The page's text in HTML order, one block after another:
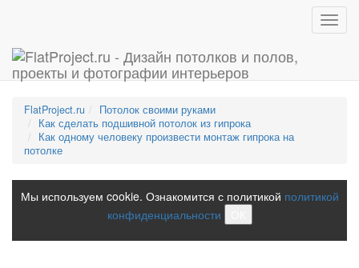
FlatProject.ru
Потолок своими руками
Как сделать подшивной потолок из гипрока
Как одному человеку произвести монтаж гипрока на
потолке
Мы используем cookie. Ознакомится с политикой политикой
конфиденциальности